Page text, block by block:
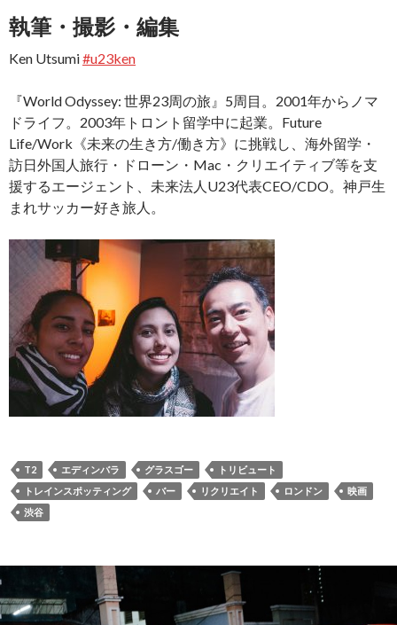
執筆・撮影・編集
Ken Utsumi#u23ken
『World Odyssey: 世界23周の旅』5周目。2001年からノマ
ドライフ。2003年トロント留学中に起業。Future
Life/Work《未来の生き方/働き方》に挑戦し、海外留学・
訪日外国人旅行・ドローン・Mac・クリエイティブ等を支
援するエージェント、未来法人U23代表CEO/CDO。神戸生
まれサッカー好き旅人。
T2 エディンバラ グラスゴー
トリビュート
トレインスポッティング
バー リクリエイト ロンドン
映画
渋谷